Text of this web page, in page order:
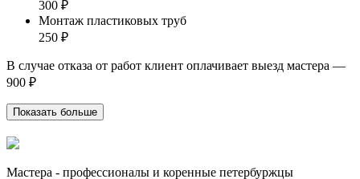
300 ₽
Монтаж пластиковых труб
250 ₽
В случае отказа от работ клиент оплачивает выезд мастера —
900 ₽
Показать больше
Мастера - профессионалы и коренные петербуржцы